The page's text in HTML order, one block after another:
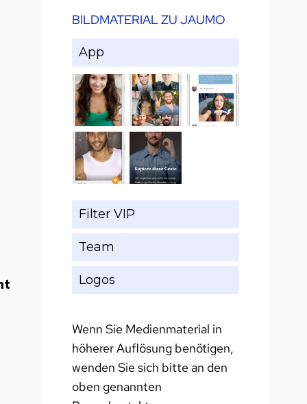
BILDMATERIAL ZU JAUMO
App
Filter VIP
Team
Logos
Wenn Sie Medienmaterial in
höherer Auflösung benötigen,
wenden Sie sich bitte an den
oben genannten